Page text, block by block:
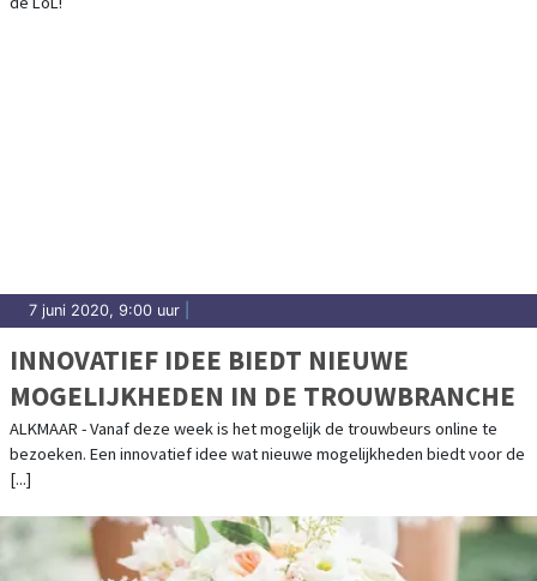
7 juni 2020, 9:00 uur
INNOVATIEF IDEE BIEDT NIEUWE
MOGELIJKHEDEN IN DE TROUWBRANCHE
ALKMAAR - Vanaf deze week is het mogelijk de trouwbeurs online te
bezoeken. Een innovatief idee wat nieuwe mogelijkheden biedt voor de
[...]